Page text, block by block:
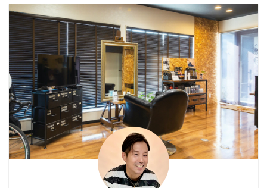
ュームをだす為にパーマ
をかけている。 髪に艶が
ない。 髪にパサつく、
弱々しい。 復元剤で「本
当に髪をよくする」ステ
ップ解説 step1皮膜など
を除去し素髪に ...
んて笑えない条件が整っ
ていきます。 「顔にシワ
ができる」原因は実は
「頭皮」にも関係してい
て、 頭皮がたるむ→顔が
たるむ→シワができる な
んてケースもあるみたい
です。 顔と ...
とお店の中も変化の最中
で何かと忙しくしており
ます。 今回は新たにヘア
ケアブランドを1つ追加
する事になりました。 今
のウチのヘアケアのメイ
ンブランドは「ルーブル
ドー」（復元剤）なんで
すけど、 違う視点からヘ
アケアのアプローチをす
る為に「COTAコタ」を
追加しました。 なぜ
「COTA」なのか？ とい